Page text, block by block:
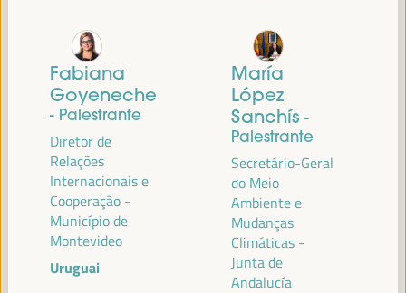
O VI WFLED abordará as prioridades globais no tema da tripla
transição, justiça social, formação para o emprego no território,
gestão pública, parcerias público-privadas e o papel do setor privado e
da economia social e solidária, emprego e trabalho decente e a
abordagem de uma nova economia que “cuida” do território, bem
como alianças multiníveis, políticas globais, nacionais e
descentralizadas (regionais-locais).
Leia a nota conceitual
Fabiana
Goyeneche
- Palestrante
Diretor de
Relações
Internacionais e
Cooperação -
Município de
Montevideo
Uruguai
María
López
Sanchís -
Palestrante
Secretário-Geral
do Meio
Ambiente e
Mudanças
Climáticas -
Junta de
Andalucía